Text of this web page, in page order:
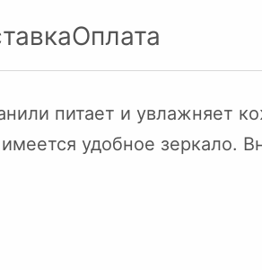
Оплата
питает и увлажняет
удобное зеркало.